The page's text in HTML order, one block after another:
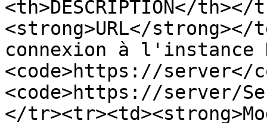
<th>DESCRIPTION</
<strong>URL</
connexion à
<code>https://server</
<code>https://server/
</